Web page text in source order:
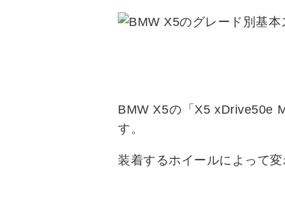
BMW X5の「X5 xDrive50e
す。
装着するホイールによって